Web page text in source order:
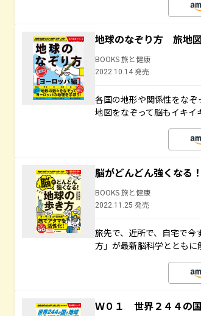
地球のなぞり方 旅地
BOOKS 旅と健康
2022.10.14 発売
各国の地形や関係性をな
地図をなぞって脳もイキイ
脳がどんどん強くなる
BOOKS 旅と健康
2022.11.25 発売
旅先で、近所で、自宅で
方」が最新脳科学とともに
Ｗ０１ 世界２４４の